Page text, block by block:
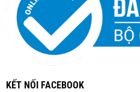
KẾT NỐI FACEBOOK